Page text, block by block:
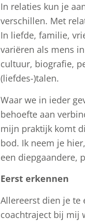
In relaties kun je
verschillen. Met
In liefde, familie,
variëren als mens
cultuur, biografie,
(liefdes-)talen.
Waar we in ieder
behoefte aan
mijn praktijk komt
bod. Ik neem je
een diepgaandere,
Eerst erkennen
Allereerst dien je te
coachtraject bij mij